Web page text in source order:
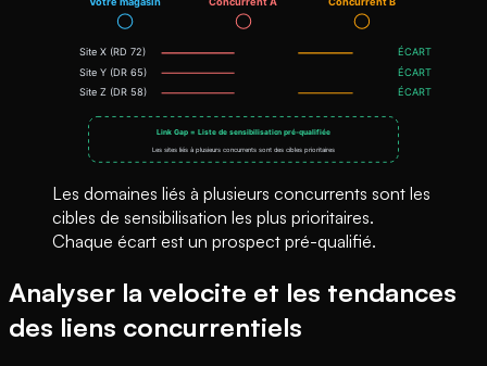
Les domaines liés à plusieurs concurrents sont les
cibles de sensibilisation les plus prioritaires.
Chaque écart est un prospect pré-qualifié.
Analyser la velocite et les tendances
des liens concurrentiels